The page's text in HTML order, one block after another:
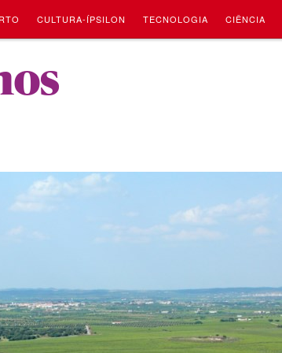
CULTURA-ÍPSILON TECNOLOGIA CIÊNCIA